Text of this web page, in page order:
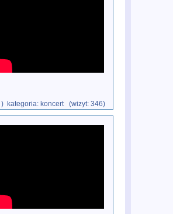
) kategoria: koncert (wizyt: 346)